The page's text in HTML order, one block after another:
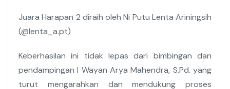
Juara Harapan 2 diraih oleh Ni Putu Lenta Ariningsih
(@lenta_a.pt)
Keberhasilan ini tidak lepas dari bimbingan dan
pendampingan I Wayan Arya Mahendra, S.Pd. yang
turut mengarahkan dan mendukung proses